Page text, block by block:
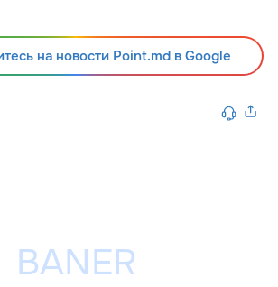
на новости Point.md в Google